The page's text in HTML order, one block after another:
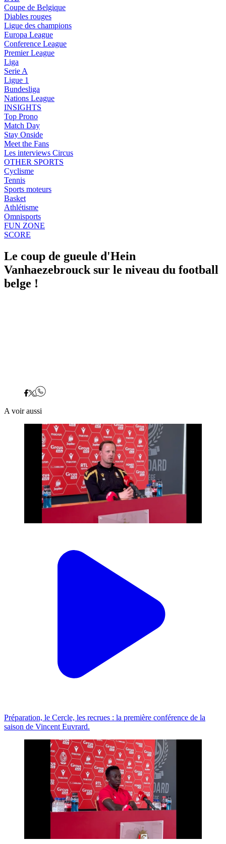
Coupe de Belgique
Diables rouges
Ligue des champions
Europa League
Conference League
Premier League
Liga
Serie A
Ligue 1
Bundesliga
Nations League
INSIGHTS
Top Prono
Match Day
Stay Onside
Meet the Fans
Les interviews Circus
OTHER SPORTS
Cyclisme
Tennis
Sports moteurs
Basket
Athlétisme
Omnisports
FUN ZONE
SCORE
Le coup de gueule d'Hein
Vanhaezebrouck sur le niveau du football
belge !
A voir aussi
Préparation, le Cercle, les recrues : la première conférence de la
saison de Vincent Euvrard.